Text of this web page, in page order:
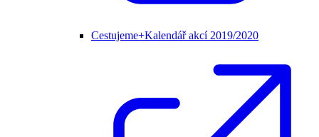
Cestujeme+Kalendář akcí 2019/2020